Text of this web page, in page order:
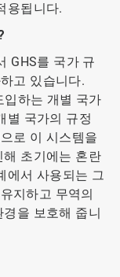
용됩니다.
GHS를 국가 규
고 있습니다.
입하는 개별 국가
별 국가의 규정
로 이 시스템을
초기에는 혼란
에서 사용되는 그
지하고 무역의
을 보호해 줍니